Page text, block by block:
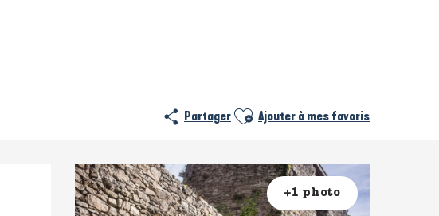
Partager Ajouter aux favoris
Ajouter à mes favoris
+1 photo